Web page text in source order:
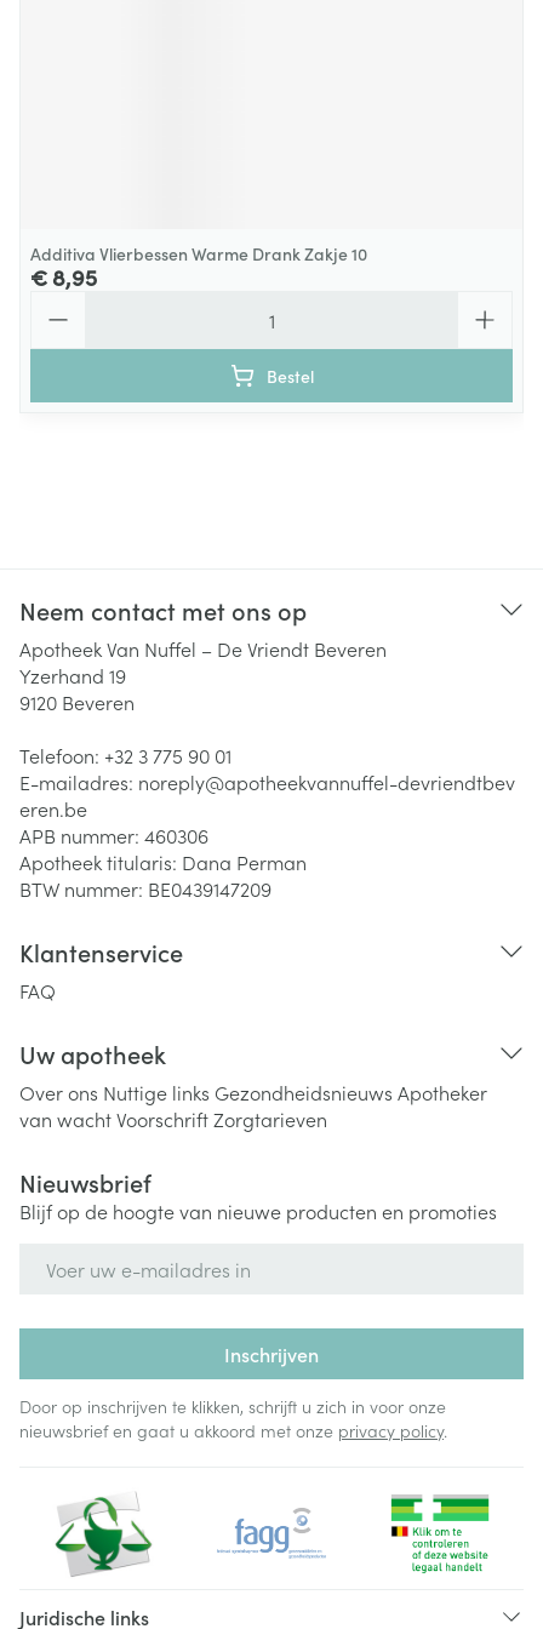
Additiva Vlierbessen Warme Drank Zakje 10
€ 8,95
Bestel
Neem contact met ons op
Apotheek Van Nuffel – De Vriendt Beveren
Yzerhand 19
9120 Beveren
Telefoon: +32 3 775 90 01
E-mailadres: noreply@apotheekvannuffel-devriendtbev
eren.be
APB nummer: 460306
Apotheek titularis: Dana Perman
BTW nummer: BE0439147209
Klantenservice
FAQ
Uw apotheek
Over ons Nuttige links Gezondheidsnieuws Apotheker
van wachtVoorschriftZorgtarieven
Nieuwsbrief
Blijf op de hoogte van nieuwe producten en promoties
Inschrijven
Door op inschrijven te klikken, schrijft u zich in voor onze
nieuwsbrief en gaat u akkoord met onze privacy policy.
Juridische links